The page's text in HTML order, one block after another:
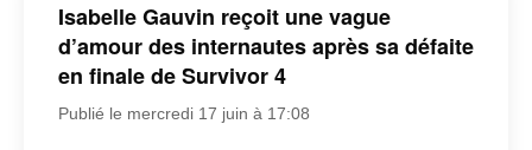
Isabelle Gauvin reçoit une vague
d’amour des internautes après sa défaite
en finale de Survivor 4
Publié le mercredi 17 juin à 17:08